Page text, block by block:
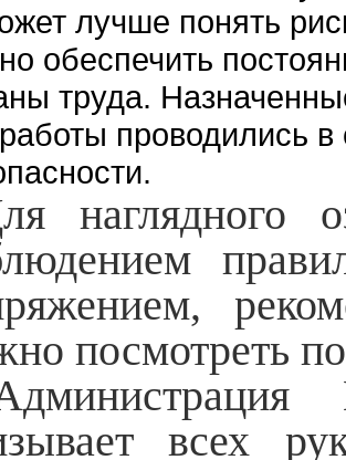
лучше понять
обеспечить
труда.
проводились
наглядного
посмотреть
всех